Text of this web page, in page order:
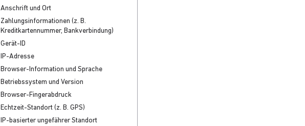
Anschrift und Ort
Zahlungsinformationen (z. B.
Kreditkartennummer, Bankverbindung)
Gerät-ID
IP-Adresse
Browser-Information und Sprache
Betriebssystem und Version
Browser-Fingerabdruck
Echtzeit-Standort (z. B. GPS)
IP-basierter ungefährer Standort